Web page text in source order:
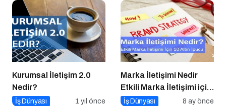
Kurumsal İletişim 2.0
Nedir?
İş Dünyası 1 yıl önce
Marka İletişimi Nedir
Etkili Marka İletişimi için
10 Altın Öneri
İş Dünyası 8 ay önce